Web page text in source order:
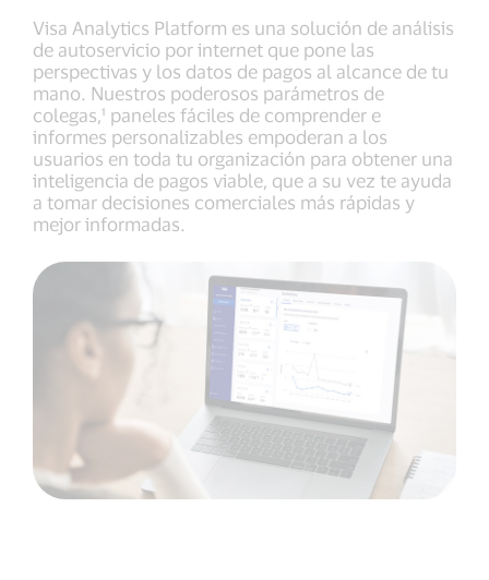
Visa Analytics Platform es una solución de análisis
de autoservicio por internet que pone las
perspectivas y los datos de pagos al alcance de tu
mano. Nuestros poderosos parámetros de
colegas,¹ paneles fáciles de comprender e
informes personalizables empoderan a los
usuarios en toda tu organización para obtener una
inteligencia de pagos viable, que a su vez te ayuda
a tomar decisiones comerciales más rápidas y
mejor informadas.